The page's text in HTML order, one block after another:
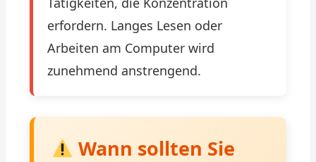
erfordern. Langes Lesen oder
Arbeiten am Computer wird
zunehmend anstrengend.
Wann sollten Sie